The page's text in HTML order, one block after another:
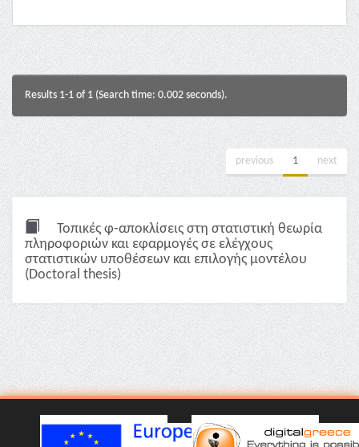
Results 1-1 of 1 (Search time: 0.002 seconds).
previous 1 next
Τοπικές φ-αποκλίσεις στη στατιστική θεωρία
πληροφοριών και εφαρμογές σε ελέγχους
στατιστικών υποθέσεων και επιλογής μοντέλου
(Doctoral thesis)